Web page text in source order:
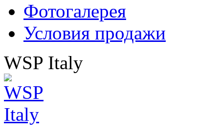
Фотогалерея
Условия продажи
WSP Italy